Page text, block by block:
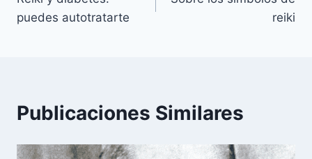
de
puedes autotratarte
reiki
Publicaciones Similares